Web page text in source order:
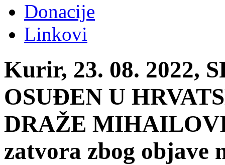
Donacije
Linkovi
Kurir, 23. 08. 2022,
OSUĐEN U
DRAŽE
zatvora zbog objave